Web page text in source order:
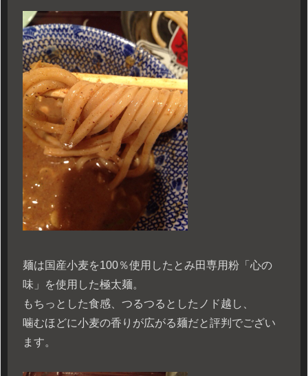
麺は国産小麦を100％使用したとみ田専用粉「心の
味」を使用した極太麺。
もちっとした食感、つるつるとしたノド越し、
噛むほどに小麦の香りが広がる麺だと評判でござい
ます。